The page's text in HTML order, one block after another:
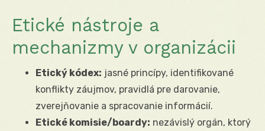
Etické nástroje a
mechanizmy v organizácii
Etický kódex: jasné princípy, identifikované
konflikty záujmov, pravidlá pre darovanie,
zverejňovanie a spracovanie informácií.
Etické komisie/boardy: nezávislý orgán, ktorý